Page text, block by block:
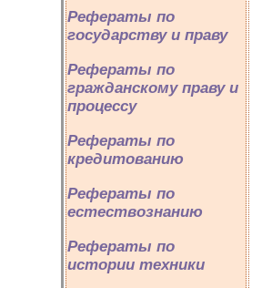
Рефераты по
государству и праву
Рефераты по
гражданскому праву и
процессу
Рефераты по
кредитованию
Рефераты по
естествознанию
Рефераты по
истории техники